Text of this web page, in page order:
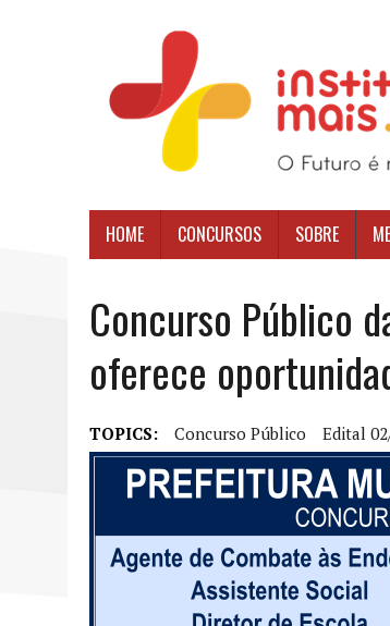
HOME CONCURSOS SOBRE
Concurso Público
oferece
TOPICS: Concurso Público Edital